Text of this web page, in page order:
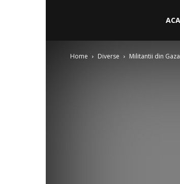
Home Diverse Militantii din